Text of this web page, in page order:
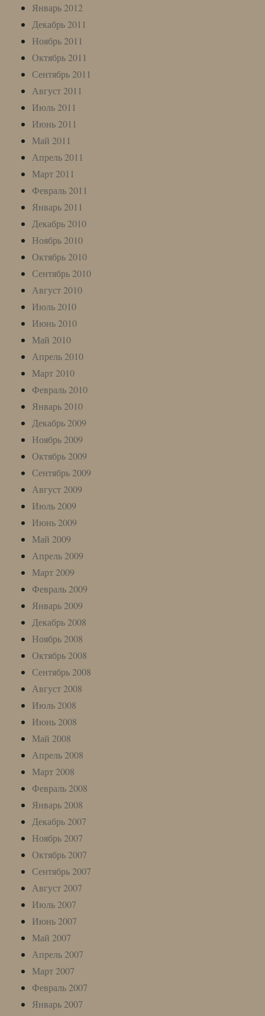
Январь 2012
Декабрь 2011
Ноябрь 2011
Октябрь 2011
Сентябрь 2011
Август 2011
Июль 2011
Июнь 2011
Май 2011
Апрель 2011
Март 2011
Февраль 2011
Январь 2011
Декабрь 2010
Ноябрь 2010
Октябрь 2010
Сентябрь 2010
Август 2010
Июль 2010
Июнь 2010
Май 2010
Апрель 2010
Март 2010
Февраль 2010
Январь 2010
Декабрь 2009
Ноябрь 2009
Октябрь 2009
Сентябрь 2009
Август 2009
Июль 2009
Июнь 2009
Май 2009
Апрель 2009
Март 2009
Февраль 2009
Январь 2009
Декабрь 2008
Ноябрь 2008
Октябрь 2008
Сентябрь 2008
Август 2008
Июль 2008
Июнь 2008
Май 2008
Апрель 2008
Март 2008
Февраль 2008
Январь 2008
Декабрь 2007
Ноябрь 2007
Октябрь 2007
Сентябрь 2007
Август 2007
Июль 2007
Июнь 2007
Май 2007
Апрель 2007
Март 2007
Февраль 2007
Январь 2007